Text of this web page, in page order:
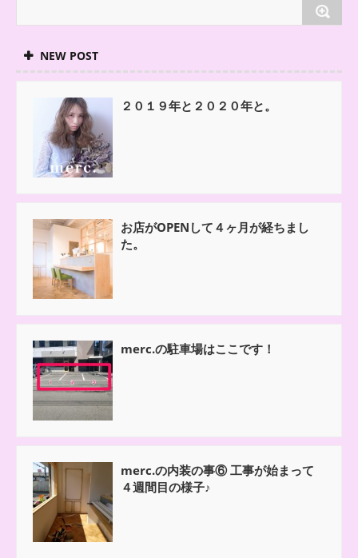
NEW POST
２０１９年と２０２０年と。
お店がOPENして４ヶ月が経ちまし
た。
merc.の駐車場はここです！
merc.の内装の事⑥ 工事が始まって
４週間目の様子♪